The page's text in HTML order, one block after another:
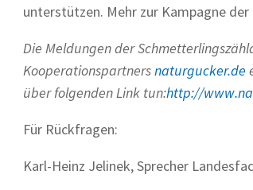
unterstützen. Mehr zur Kampagne
Die Meldungen der
Kooperationspartnersnaturgucker.de
über folgenden Link tun:http://
Für Rückfragen:
Karl-Heinz Jelinek, Sprecher